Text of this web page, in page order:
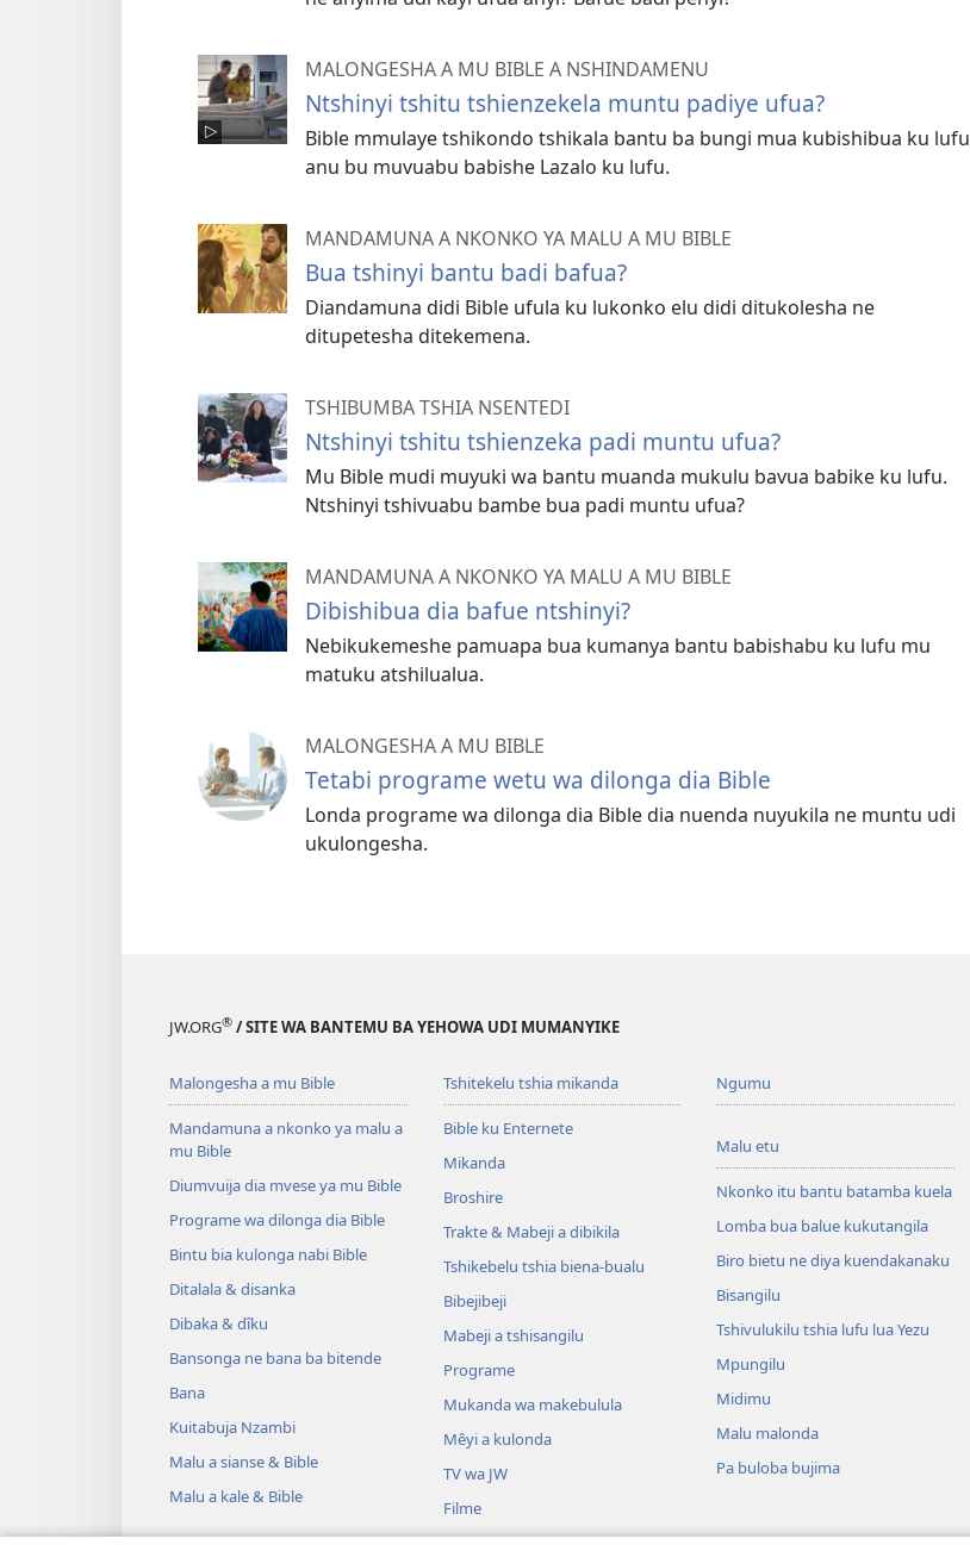
MALONGESHA A MU BIBLE A NSHINDAMENU
Ntshinyi tshitu tshienzekela muntu padiye ufua?
Bible mmulaye tshikondo tshikala bantu ba bungi mua kubishibua ku lufu
anu bu muvuabu babishe Lazalo ku lufu.
MANDAMUNA A NKONKO YA MALU A MU BIBLE
Bua tshinyi bantu badi bafua?
Diandamuna didi Bible ufula ku lukonko elu didi ditukolesha ne
ditupetesha ditekemena.
TSHIBUMBA TSHIA NSENTEDI
Ntshinyi tshitu tshienzeka padi muntu ufua?
Mu Bible mudi muyuki wa bantu muanda mukulu bavua babike ku lufu.
Ntshinyi tshivuabu bambe bua padi muntu ufua?
MANDAMUNA A NKONKO YA MALU A MU BIBLE
Dibishibua dia bafue ntshinyi?
Nebikukemeshe pamuapa bua kumanya bantu babishabu ku lufu mu
matuku atshilualua.
MALONGESHA A MU BIBLE
Tetabi programe wetu wa dilonga dia Bible
Londa programe wa dilonga dia Bible dia nuenda nuyukila ne muntu udi
ukulongesha.
JW.ORG® / SITE WA BANTEMU BA YEHOWA UDI MUMANYIKE
Malongesha a mu Bible
Mandamuna a nkonko ya malu a
mu Bible
Diumvuija dia mvese ya mu Bible
Programe wa dilonga dia Bible
Bintu bia kulonga nabi Bible
Ditalala & disanka
Dibaka & dîku
Bansonga ne bana ba bitende
Bana
Kuitabuja Nzambi
Malu a sianse & Bible
Malu a kale & Bible
Tshitekelu tshia mikanda
Bible ku Enternete
Mikanda
Broshire
Trakte & Mabeji a dibikila
Tshikebelu tshia biena-bualu
Bibejibeji
Mabeji a tshisangilu
Programe
Mukanda wa makebulula
Mêyi a kulonda
TV wa JW
Filme
Ngumu
Malu etu
Nkonko itu bantu batamba kuela
Lomba bua balue kukutangila
Biro bietu ne diya kuendakanaku
Bisangilu
Tshivulukilu tshia lufu lua Yezu
Mpungilu
Midimu
Malu malonda
Pa buloba bujima